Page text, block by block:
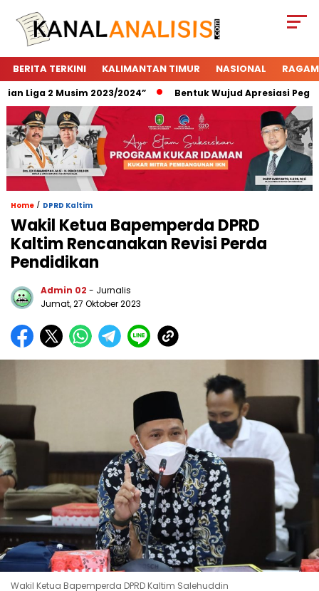
BERITA TERKINI KALIMANTAN TIMUR NASIONAL RAGAM
Liga 2 Musim 2023/2024” Bentuk Wujud Apresiasi
Home / DPRD Kaltim
Wakil Ketua Bapemperda DPRD
Kaltim Rencanakan Revisi Perda
Pendidikan
Admin 02 - Jurnalis
Jumat, 27 Oktober 2023
Wakil Ketua Bapemperda DPRD Kaltim Salehuddin